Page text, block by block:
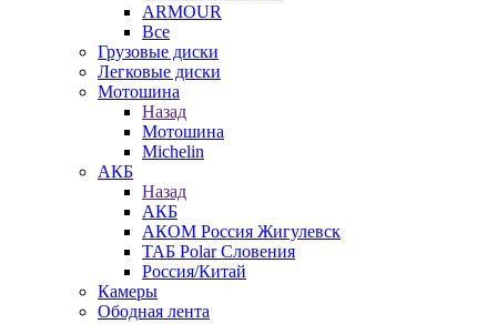
ARMOUR
Все
Грузовые диски
Легковые диски
Мотошина
Назад
Мотошина
Michelin
АКБ
Назад
АКБ
АКОМ Россия Жигулевск
ТАБ Polar Словения
Россия/Китай
Камеры
Ободная лента